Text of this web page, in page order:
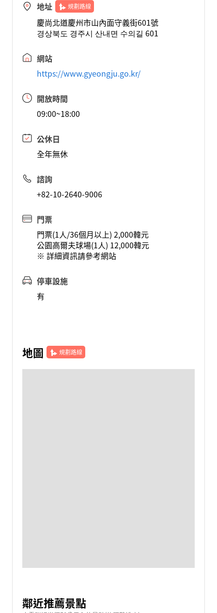
地址 規劃路線
慶尚北道慶州市山內面守義街601號
경상북도 경주시 산내면 수의길 601
網站
https://www.gyeongju.go.kr/
開放時間
09:00~18:00
公休日
全年無休
諮詢
+82-10-2640-9006
門票
門票(1人/36個月以上) 2,000韓元
公園高爾夫球場(1人) 12,000韓元
※ 詳細資訊請參考網站
停車設施
有
地圖 規劃路線
鄰近推薦景點